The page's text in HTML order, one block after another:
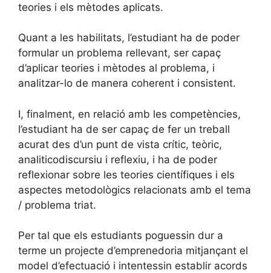
teories i els mètodes aplicats.
Quant a les habilitats, l’estudiant ha de poder
formular un problema rellevant, ser capaç
d’aplicar teories i mètodes al problema, i
analitzar-lo de manera coherent i consistent.
I, finalment, en relació amb les competències,
l’estudiant ha de ser capaç de fer un treball
acurat des d’un punt de vista crític, teòric,
analiticodiscursiu i reflexiu, i ha de poder
reflexionar sobre les teories científiques i els
aspectes metodològics relacionats amb el tema
/ problema triat.
Per tal que els estudiants poguessin dur a
terme un projecte d’emprenedoria mitjançant el
model d’efectuació i intentessin establir acords